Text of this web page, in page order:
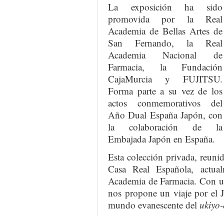
La exposición ha sido
promovida por la Real
Academia de Bellas Artes de
San Fernando, la Real
Academia Nacional de
Farmacia, la Fundación
CajaMurcia y FUJITSU.
Forma parte a su vez de los
actos conmemorativos del
Año Dual España Japón, con
la colaboración de la
Embajada Japón en España.
Esta colección privada,
Casa Real Española,
Academia de Farmacia. Con
nos propone un viaje por el
mundo evanescente del